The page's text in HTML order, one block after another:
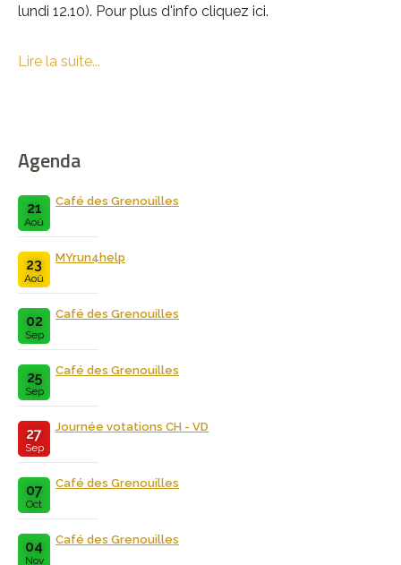
lundi 12.10). Pour plus d'info cliquez ici.
Lire la suite...
Agenda
21
Aoû
Café des Grenouilles
23
Aoû
MYrun4help
02
Sep
Café des Grenouilles
25
Sep
Café des Grenouilles
27
Sep
Journée votations CH - VD
07
Oct
Café des Grenouilles
04
Nov
Café des Grenouilles